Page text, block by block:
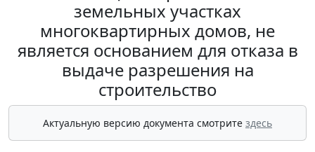
земельных участках
многоквартирных домов, не
является основанием для отказа в
выдаче разрешения на
строительство
Актуальную версию документа смотрите здесь